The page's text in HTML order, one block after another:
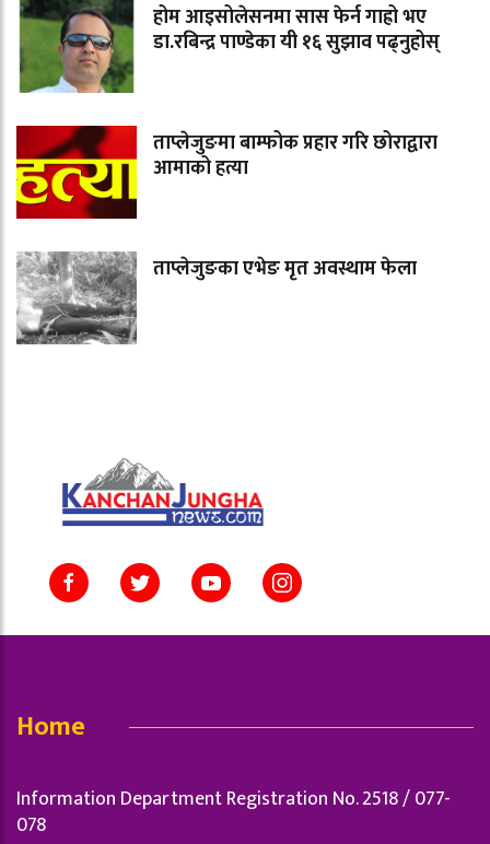
होम आइसोलेसनमा सास फेर्न गाह्रो भए
डा.रबिन्द्र पाण्डेका यी १६ सुझाव पढ्नुहोस्
ताप्लेजुङमा बाम्फोक प्रहार गरि छोराद्वारा
आमाको हत्या
ताप्लेजुङका एभेङ मृत अवस्थाम फेला
Home
Information Department Registration No. 2518 / 077-
078